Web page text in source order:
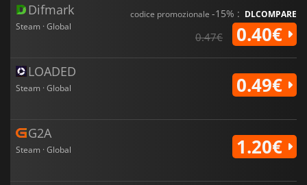
Difmark
Steam · Global
codice promozionale -15% : DLCOMPARE
0.47€ 0.40€
LOADED
Steam · Global 0.49€
G2A
Steam · Global 1.20€